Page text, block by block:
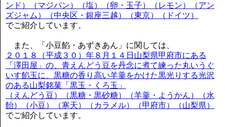
ンド）（マジパン）（塩）（卵・玉子）（レモン）（アン
ズジャム）（中央区・銀座三越）（東京）（ドイツ）
でご紹介しています。
また、「小豆餡・あずきあん」に関しては、
２０１８（平成３０）年８月１４日山梨県甲府市にある
「澤田屋」の、青えんどう豆を丹念に煮て練った丸いうぐ
いす餡玉に、黒糖の香り高い羊羹をかけた黒光りする光沢
のある山梨銘菓「黒玉・くろ玉」
（えんどう豆）（黒糖・黒砂糖）（羊羹・ようかん）（水
飴）（小豆）（寒天）（カラメル）（甲府市）（山梨県）
でご紹介しています。